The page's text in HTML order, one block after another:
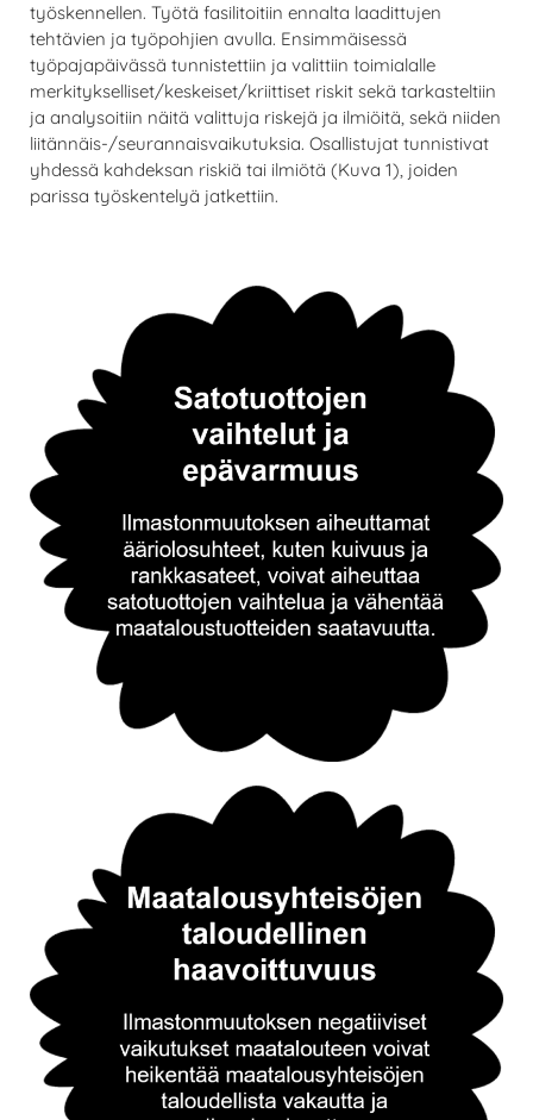
työskennellen. Työtä fasilitoitiin ennalta laadittujen
tehtävien ja työpohjien avulla. Ensimmäisessä
työpajapäivässä tunnistettiin ja valittiin toimialalle
merkitykselliset/keskeiset/kriittiset riskit sekä tarkasteltiin
ja analysoitiin näitä valittuja riskejä ja ilmiöitä, sekä niiden
liitännäis-/seurannaisvaikutuksia. Osallistujat tunnistivat
yhdessä kahdeksan riskiä tai ilmiötä (Kuva 1), joiden
parissa työskentelyä jatkettiin.